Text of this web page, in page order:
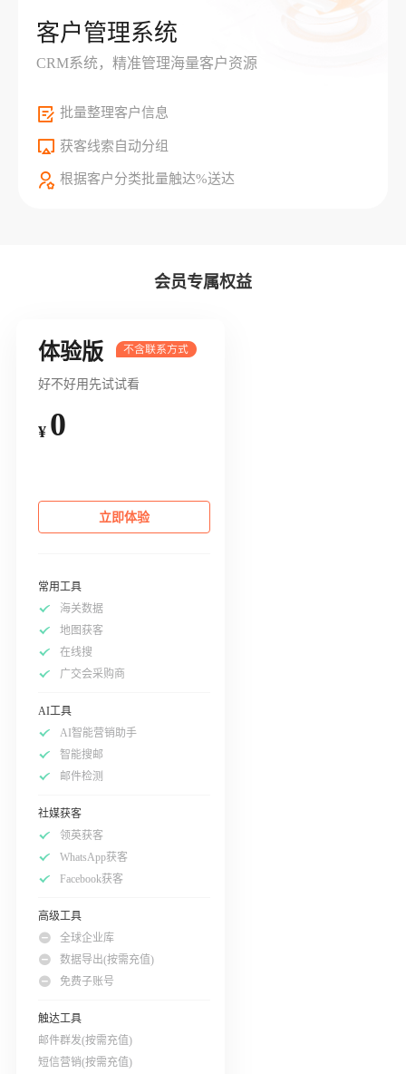
客户管理系统
CRM系统，精准管理海量客户资源
批量整理客户信息
获客线索自动分组
根据客户分类批量触达%送达
会员专属权益
体验版
好不好用先试试看
¥ 0
立即体验
常用工具
海关数据
地图获客
在线搜
广交会采购商
AI工具
AI智能营销助手
智能搜邮
邮件检测
社媒获客
领英获客
WhatsApp获客
Facebook获客
高级工具
全球企业库
数据导出(按需充值)
免费子账号
触达工具
邮件群发(按需充值)
短信营销(按需充值)